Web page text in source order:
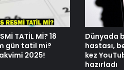
Datahost İle
Hizmetleri
TATİL Mİ? 18
gün tatil mi?
2025!
Dünyada
hastası,
kez
hazırladı